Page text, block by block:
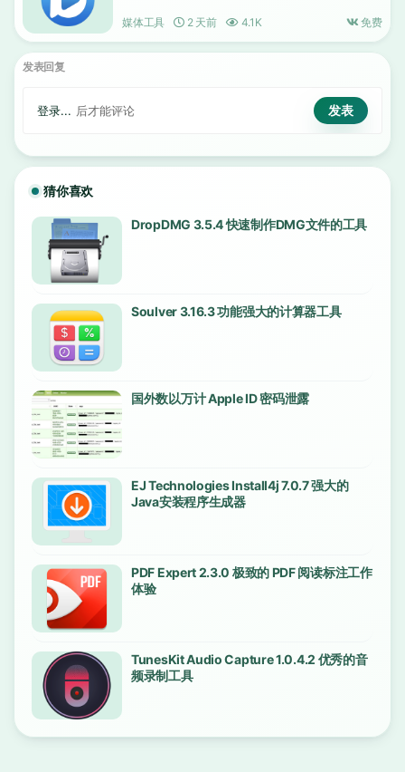
媒体工具 2 天前 4.1K 免费
发表回复
登录... 后才能评论
猜你喜欢
DropDMG 3.5.4 快速制作DMG文件的工具
Soulver 3.16.3 功能强大的计算器工具
国外数以万计 Apple ID 密码泄露
EJ Technologies Install4j 7.0.7 强大的
Java安装程序生成器
PDF Expert 2.3.0 极致的 PDF 阅读标注工作
体验
TunesKit Audio Capture 1.0.4.2 优秀的音
频录制工具